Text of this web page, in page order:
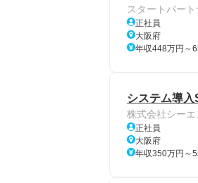
スタートパー
正社員
大阪府
年収448万円～
システム導
株式会社シーエ
正社員
大阪府
年収350万円～